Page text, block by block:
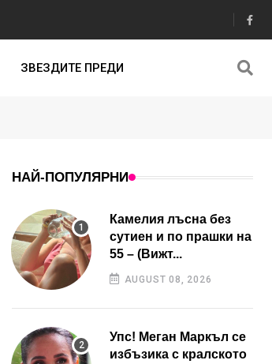
ЗВЕЗДИТЕ ПРЕДИ
НАЙ-ПОПУЛЯРНИ
Камелия лъсна без
сутиен и по прашки на
55 – (Вижт...
AUGUST 08, 2026
Упс! Меган Маркъл се
избъзика с кралското